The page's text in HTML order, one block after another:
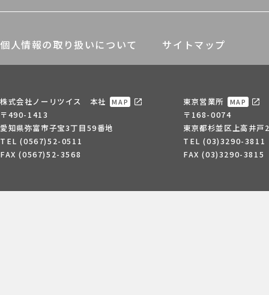
個人情報の取り扱いについて サイトマップ
株式会社ノーリツイス 本社 MAP
〒490-1413
愛知県弥富市子宝3丁目59番地
TEL (0567)52-0511
FAX (0567)52-3568
東京営業所 MAP
〒168-0074
東京都杉並区上高井
TEL (03)3290-3811
FAX (03)3290-3815